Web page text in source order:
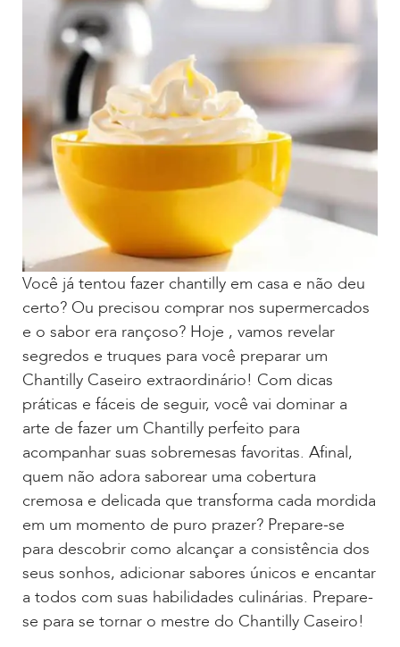
Você já tentou fazer chantilly em casa e não deu
certo? Ou precisou comprar nos supermercados
e o sabor era rançoso? Hoje , vamos revelar
segredos e truques para você preparar um
Chantilly Caseiro extraordinário! Com dicas
práticas e fáceis de seguir, você vai dominar a
arte de fazer um Chantilly perfeito para
acompanhar suas sobremesas favoritas. Afinal,
quem não adora saborear uma cobertura
cremosa e delicada que transforma cada mordida
em um momento de puro prazer? Prepare-se
para descobrir como alcançar a consistência dos
seus sonhos, adicionar sabores únicos e encantar
a todos com suas habilidades culinárias. Prepare-
se para se tornar o mestre do Chantilly Caseiro!